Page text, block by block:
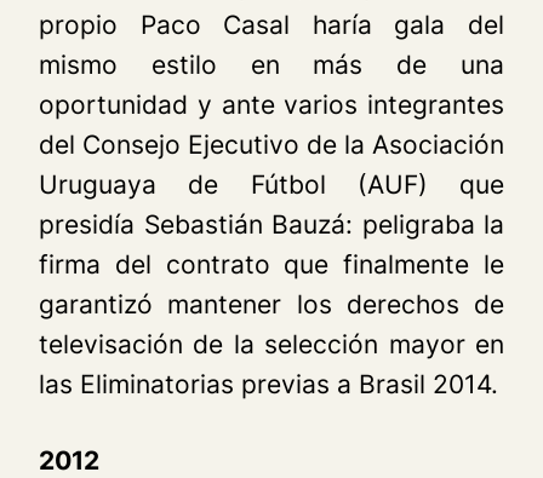
propio Paco Casal haría gala del
mismo estilo en más de una
oportunidad y ante varios integrantes
del Consejo Ejecutivo de la Asociación
Uruguaya de Fútbol (AUF) que
presidía Sebastián Bauzá: peligraba la
firma del contrato que finalmente le
garantizó mantener los derechos de
televisación de la selección mayor en
las Eliminatorias previas a Brasil 2014.
2012